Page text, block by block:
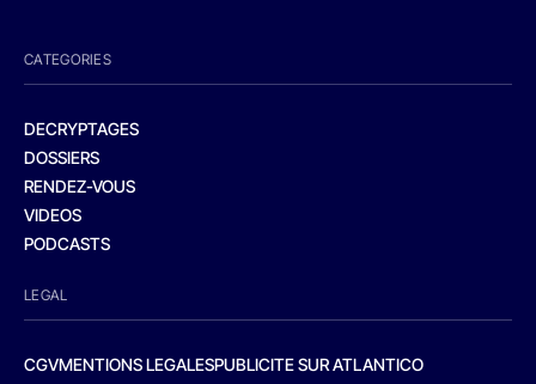
CATEGORIES
DECRYPTAGES
DOSSIERS
RENDEZ-VOUS
VIDEOS
PODCASTS
LEGAL
CGVMENTIONS LEGALESPUBLICITE SUR ATLANTICO